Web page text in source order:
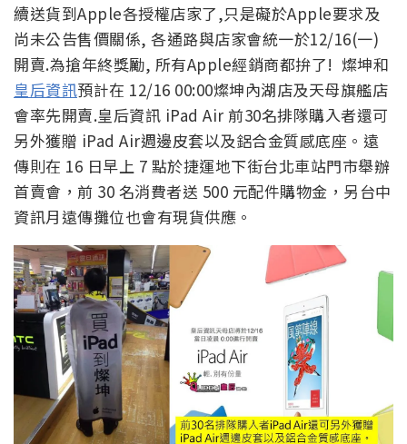
續送貨到Apple各授權店家了,只是礙於Apple要求及
尚未公告售價關係, 各通路與店家會統一於12/16(一)
開賣.為搶年終獎勵, 所有Apple經銷商都拚了! 燦坤和
皇后資訊預計在 12/16 00:00燦坤內湖店及天母旗艦店
會率先開賣.皇后資訊 iPad Air 前30名排隊購入者還可
另外獲贈 iPad Air週邊皮套以及鋁合金質感底座。遠
傳則在 16 日早上 7 點於捷運地下街台北車站門市舉辦
首賣會，前 30 名消費者送 500 元配件購物金，另台中
資訊月遠傳攤位也會有現貨供應。